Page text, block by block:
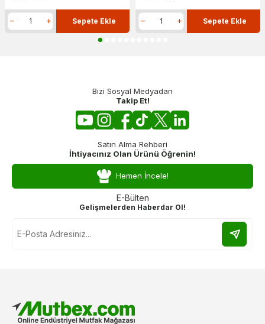
Sepete Ekle Sepete Ekle
Bizi Sosyal Medyadan
Takip Et!
Satın Alma Rehberi
İhtiyacınız Olan Ürünü Öğrenin!
Hemen İncele!
E-Bülten
Gelişmelerden Haberdar Ol!